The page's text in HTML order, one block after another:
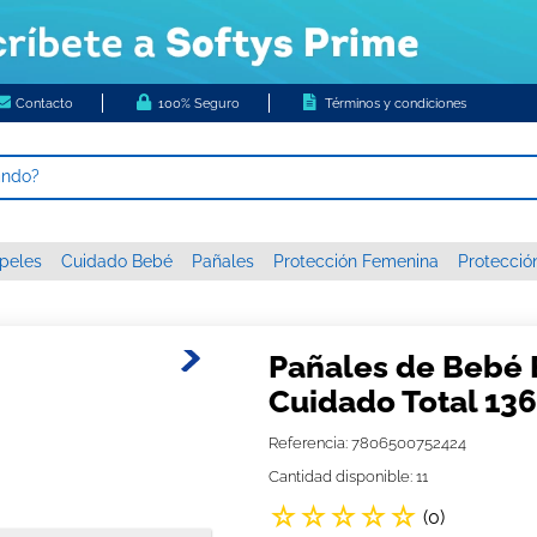
Contacto 100% Seguro Términos y condiciones
Cuidado Bebé Pañales Protección Femenina
Pañales de Bebé
Cuidado Total
Referencia: 7806500752424
Cantidad disponible: 11
☆☆☆☆☆ (0)
diario ladysoft respirable tela suave